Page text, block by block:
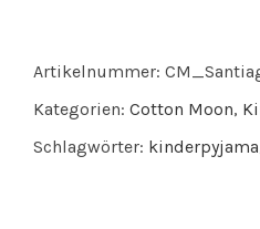
Artikelnummer:
Kategorien: Cotton Moon,
Schlagwörter: kinderpyjama